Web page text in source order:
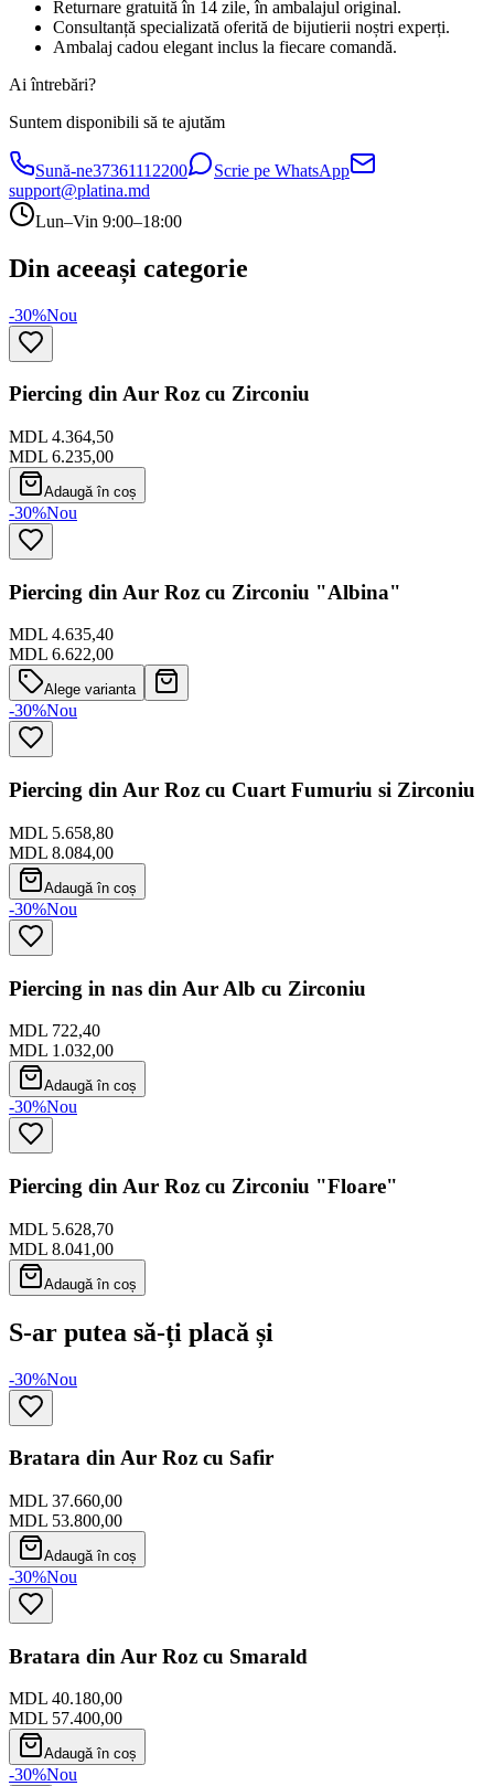
Returnare gratuită în 14 zile, în ambalajul original.
Consultanță specializată oferită de bijutierii noștri experți.
Ambalaj cadou elegant inclus la fiecare comandă.
Ai întrebări?
Suntem disponibili să te ajutăm
Sună-ne37361112200
Scrie pe WhatsApp
support@platina.md
Lun–Vin 9:00–18:00
Din aceeași categorie
-30%Nou
Piercing din Aur Roz cu Zirconiu
MDL 4.364,50
MDL 6.235,00
Adaugă în coș
-30%Nou
Piercing din Aur Roz cu Zirconiu "Albina"
MDL 4.635,40
MDL 6.622,00
Alege varianta
-30%Nou
Piercing din Aur Roz cu Cuart Fumuriu si Zirconiu
MDL 5.658,80
MDL 8.084,00
Adaugă în coș
-30%Nou
Piercing in nas din Aur Alb cu Zirconiu
MDL 722,40
MDL 1.032,00
Adaugă în coș
-30%Nou
Piercing din Aur Roz cu Zirconiu "Floare"
MDL 5.628,70
MDL 8.041,00
Adaugă în coș
S-ar putea să-ți placă și
-30%Nou
Bratara din Aur Roz cu Safir
MDL 37.660,00
MDL 53.800,00
Adaugă în coș
-30%Nou
Bratara din Aur Roz cu Smarald
MDL 40.180,00
MDL 57.400,00
Adaugă în coș
-30%Nou